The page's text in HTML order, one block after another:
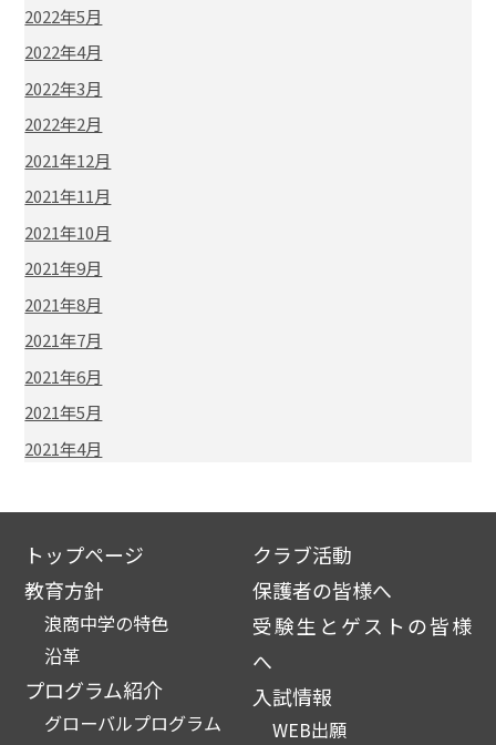
2022年5月
2022年4月
2022年3月
2022年2月
2021年12月
2021年11月
2021年10月
2021年9月
2021年8月
2021年7月
2021年6月
2021年5月
2021年4月
トップページ
教育方針
浪商中学の特色
沿革
プログラム紹介
グローバルプログラム
クラブ活動
保護者の皆様へ
受験生とゲストの皆様
へ
入試情報
WEB出願